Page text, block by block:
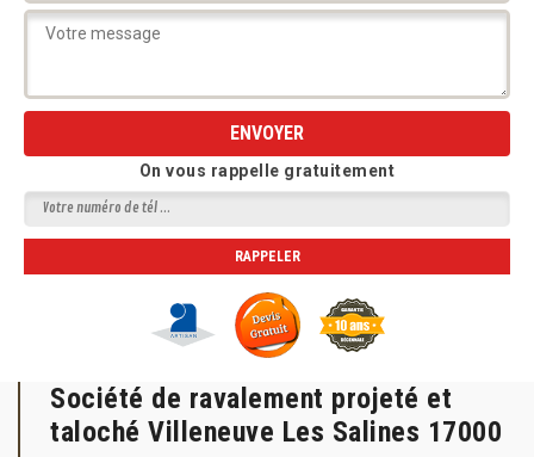
On vous rappelle gratuitement
Société de ravalement projeté et
taloché Villeneuve Les Salines 17000